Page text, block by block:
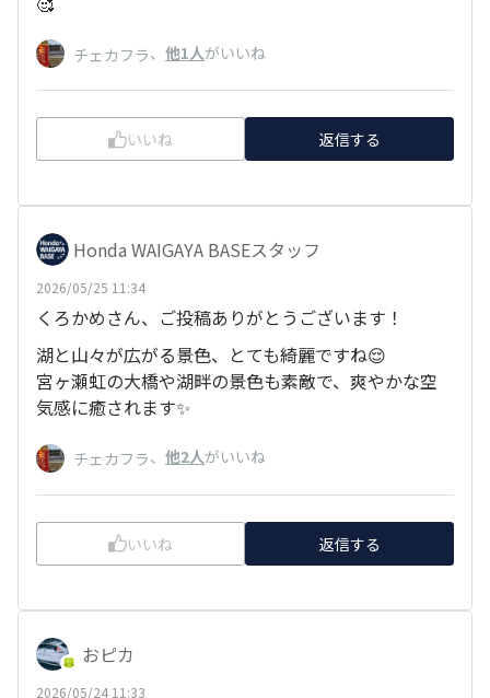
チェカフラ、 他1人がいいね
いいね 返信する
Honda WAIGAYA BASEスタッフ
2026/05/25 11:34
くろかめさん、ご投稿ありがとうございます！
湖と山々が広がる景色、とても綺麗ですね😌
宮ヶ瀬虹の大橋や湖畔の景色も素敵で、爽やかな空
気感に癒されます✨
チェカフラ、 他2人がいいね
いいね 返信する
おピカ
2026/05/24 11:33